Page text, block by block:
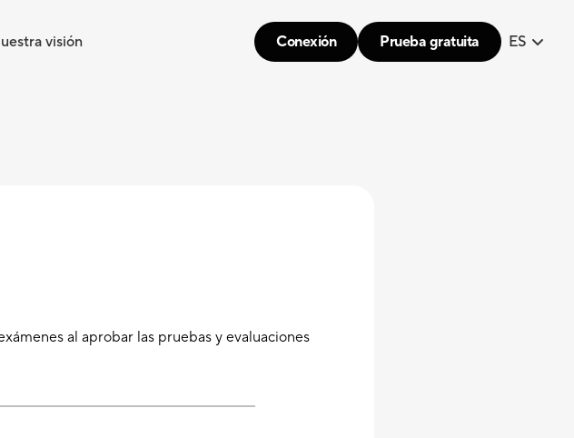
visión Conexión Prueba gratuita ES
al aprobar las pruebas y evaluaciones